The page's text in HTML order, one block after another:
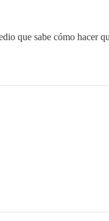
que sabe cómo hacer